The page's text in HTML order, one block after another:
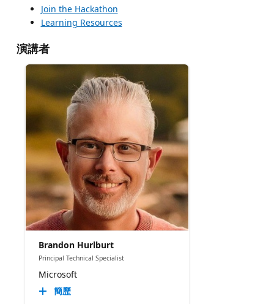
Join the Hackathon
Learning Resources
演講者
Brandon Hurlburt
Principal Technical Specialist
Microsoft
簡歷